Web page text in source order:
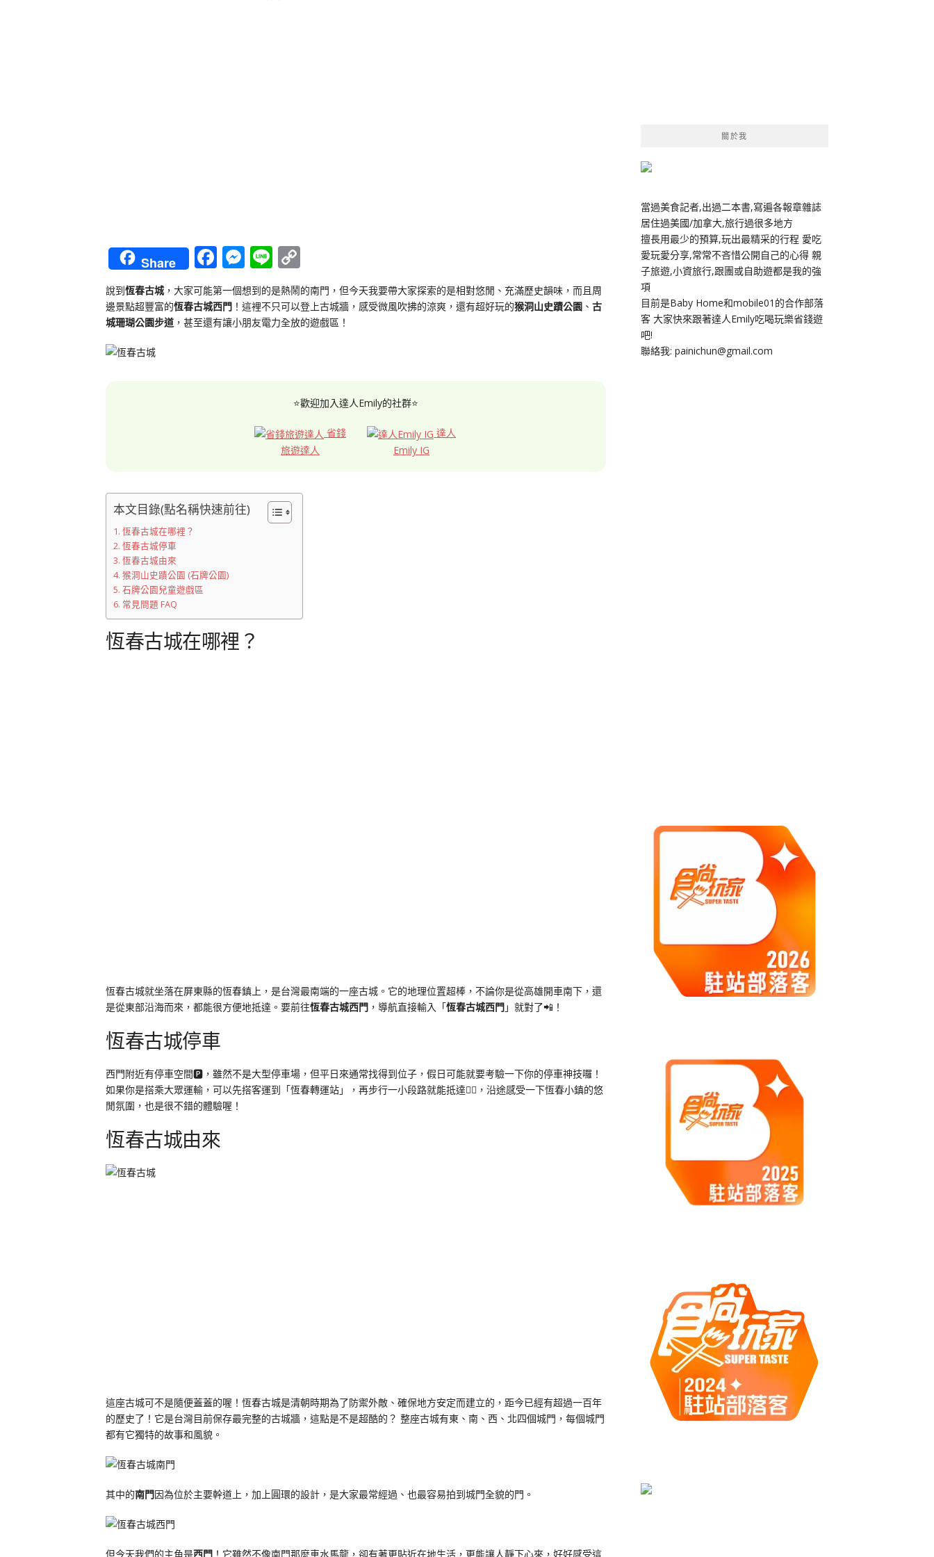
Share Facebook
Messenger
Line
Link
說到恆春古城，大家可能第一個想到的是熱鬧的南門，但今天我要帶大家探索的是相對悠閒、充滿歷史韻味，而且周
邊景點超豐富的恆春古城西門 ！這裡不只可以登上古城牆，感受微風吹拂的涼爽，還有超好玩的猴洞山史蹟公園 、 古
城珊瑚公園步道 ，甚至還有讓小朋友電力全放的遊戲區！
⭐歡迎加入達人Emily的社群⭐
省錢
旅遊達人
達人
Emily IG
本文目錄(點名稱快速前往)
恆春古城在哪裡？
恆春古城停車
恆春古城由來
猴洞山史蹟公園 (石牌公園)
石牌公園兒童遊戲區
常見問題 FAQ
恆春古城在哪裡？
恆春古城就坐落在屏東縣的恆春鎮上，是台灣最南端的一座古城。它的地理位置超棒，不論你是從高雄開車南下，還
是從東部沿海而來，都能很方便地抵達。要前往恆春古城西門 ，導航直接輸入「恆春古城西門」就對了📲！
恆春古城停車
西門附近有停車空間🅿️，雖然不是大型停車場，但平日來通常找得到位子，假日可能就要考驗一下你的停車神技囉！
如果你是搭乘大眾運輸，可以先搭客運到「恆春轉運站」，再步行一小段路就能抵達🚶‍♀️，沿途感受一下恆春小鎮的悠
閒氛圍，也是很不錯的體驗喔！
恆春古城由來
這座古城可不是隨便蓋蓋的喔！恆春古城是清朝時期為了防禦外敵、確保地方安定而建立的，距今已經有超過一百年
的歷史了！它是台灣目前保存最完整的古城牆，這點是不是超酷的？ 整座古城有東、南、西、北四個城門，每個城門
都有它獨特的故事和風貌。
其中的南門因為位於主要幹道上，加上圓環的設計，是大家最常經過、也最容易拍到城門全貌的門。
但今天我們的主角是西門 ！它雖然不像南門那麼車水馬龍，卻有著更貼近在地生活，更能讓人靜下心來，好好感受這
關於我
當過美食記者,出過二本書,寫遍各報章雜誌
居住過美國/加拿大,旅行過很多地方
擅長用最少的預算,玩出最精采的行程 愛吃
愛玩愛分享,常常不吝惜公開自己的心得 親
子旅遊,小資旅行,跟團或自助遊都是我的強
項
目前是Baby Home和mobile01的合作部落
客 大家快來跟著達人Emily吃喝玩樂省錢遊
吧!
聯絡我: painichun@gmail.com